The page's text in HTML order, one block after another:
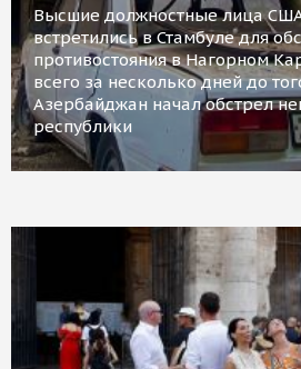
Высшие должностные лица
встретились в Стамбуле для
противостояния в Нагорном
всего за несколько дней до
Азербайджан начал обстрел
республики